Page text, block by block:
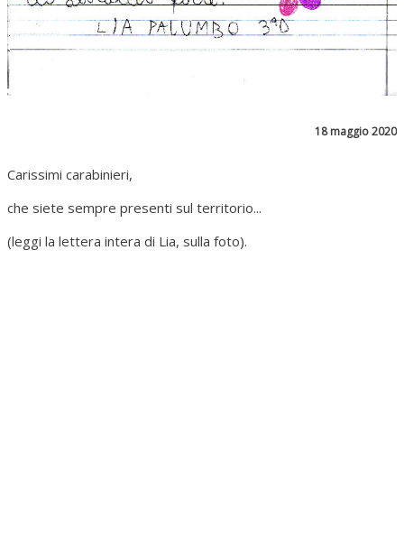
18 maggio 2020
Carissimi carabinieri,
che siete sempre presenti sul territorio...
(leggi la lettera intera di Lia, sulla foto).